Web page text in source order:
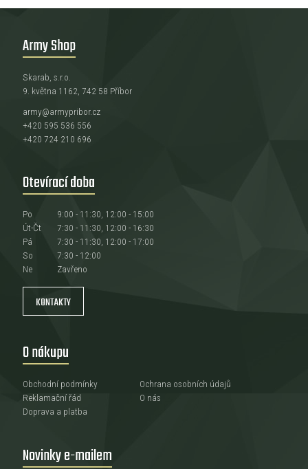
Army Shop
Skarab, s.r.o.
9. května 1162, 742 58 Příbor
army@armypribor.cz
+420 595 536 556
+420 724 210 696
Otevírací doba
Po
9:00 - 11:30, 12:00 - 15:00
Út-Čt
7:30 - 11:30, 12:00 - 16:30
Pá
7:30 - 11:30, 12:00 - 17:00
So
7:30 - 12:00
Ne
Zavřeno
KONTAKTY
O nákupu
Obchodní podmínky
Reklamační řád
Doprava a platba
Ochrana osobních údajů
O nás
Novinky e-mailem